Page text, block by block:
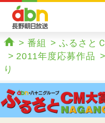
ホーム
番組
ふるさと
2011年度応募作品
り